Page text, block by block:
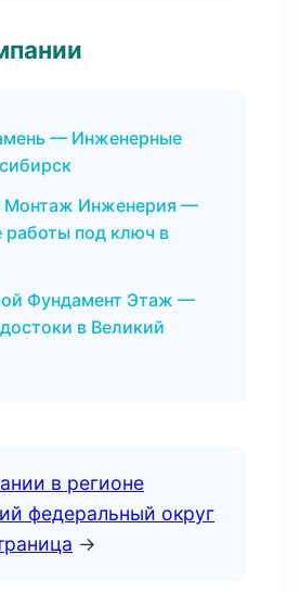
— Инженерные
Монтаж Инженерия —
работы под ключ в
Фундамент Этаж —
в Великий
в регионе
федеральный округ
→